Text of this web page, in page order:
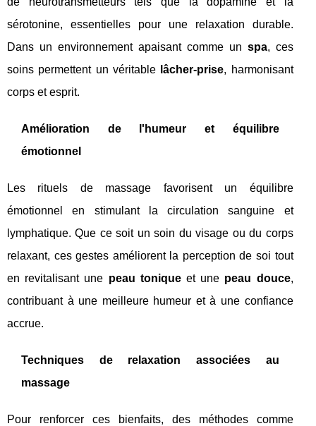
sérotonine, essentielles pour une relaxation durable.
Dans un environnement apaisant comme un spa, ces
soins permettent un véritable lâcher-prise, harmonisant
corps et esprit.
Amélioration de l'humeur et équilibre
émotionnel
Les rituels de massage favorisent un équilibre
émotionnel en stimulant la circulation sanguine et
lymphatique. Que ce soit un soin du visage ou du corps
relaxant, ces gestes améliorent la perception de soi tout
en revitalisant une peau toniqueet une peau douce,
contribuant à une meilleure humeur et à une confiance
accrue.
Techniques de relaxation associées au
massage
Pour renforcer ces bienfaits, des méthodes comme